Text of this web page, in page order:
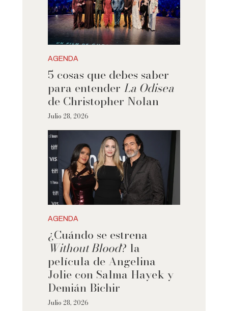
AGENDA
5 cosas que debes saber
para entender La Odisea
de Christopher Nolan
Julio 28, 2026
AGENDA
¿Cuándo se estrena
Without Blood? la
película de Angelina
Jolie con Salma Hayek y
Demián Bichir
Julio 28, 2026